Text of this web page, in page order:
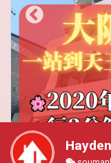
Hayden